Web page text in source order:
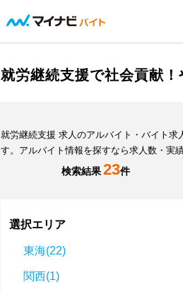
就労継続支援で社会貢献
就労継続支援 求人のアルバイト・バイト
す。アルバイト情報を探すなら求人数・実
検索結果23件
選択エリア
東海(22)
関西(1)